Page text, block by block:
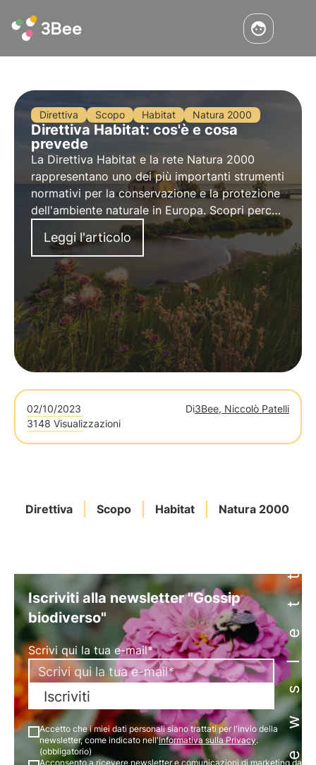
Direttiva Scopo Habitat Natura 2000
Direttiva Habitat: cos'è e cosa
prevede
La Direttiva Habitat e la rete Natura 2000
rappresentano uno dei più importanti strumenti
normativi per la conservazione e la protezione
dell'ambiente naturale in Europa. Scopri perché
sono fondamentali per proteggere la diversità
biologica e come 3Bee si impegna nella tutela
della biodiversità.
Leggi l'articolo
02/10/2023 Di3Bee, Niccolò Patelli
3148 Visualizzazioni
Direttiva Scopo Habitat Natura 2000Newsletter
Iscriviti alla newsletter "Gossip
biodiverso"
Scrivi qui la tua e-mail*
Iscriviti
Accetto che i miei dati personali siano trattati per l'invio della
newsletter, come indicato nell'Informativa sulla Privacy.
(obbligatorio)
Acconsento a ricevere newsletter e comunicazioni di marketing da